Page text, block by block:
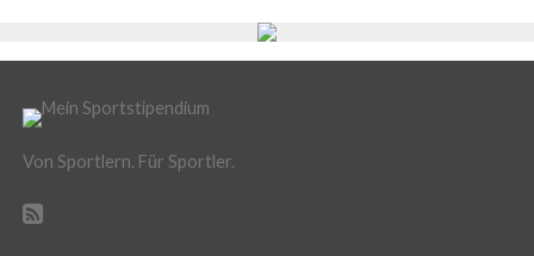
Von Sportlern. Für Sportler.